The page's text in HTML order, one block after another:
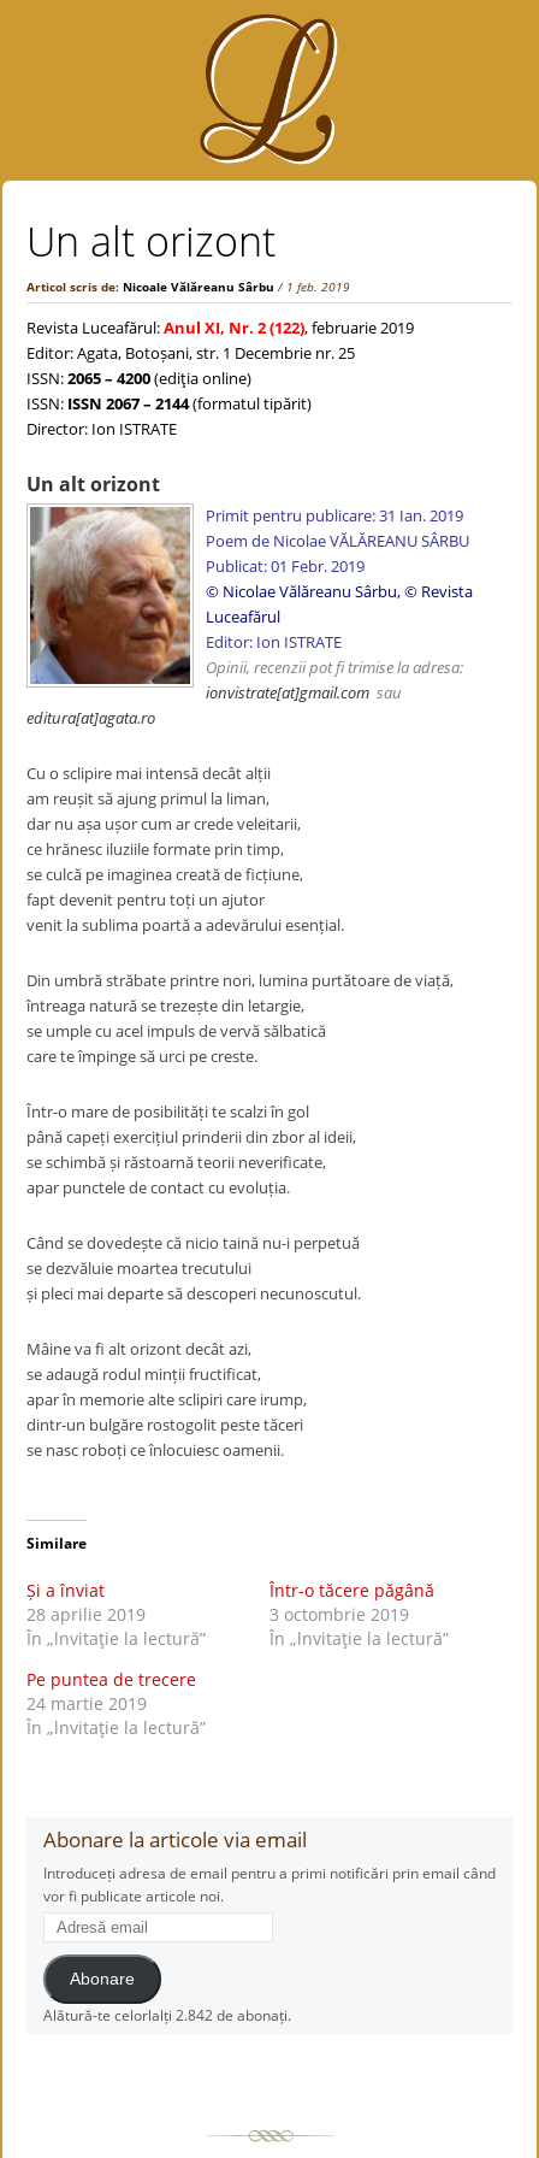
Un alt orizont
Articol scris de:Nicoale Vălăreanu Sârbu / 1 feb. 2019
Revista Luceafărul:Anul XI, Nr. 2 (122), februarie 2019
Editor: Agata, Botoșani, str. 1 Decembrie nr. 25
ISSN:2065 – 4200(ediţia online)
ISSN: ISSN 2067 – 2144(formatul tipărit)
Director: Ion ISTRATE
Un alt orizont
Primit pentru publicare: 31 Ian. 2019
Poem de Nicolae VĂLĂREANU SÂRBU
Publicat: 01 Febr. 2019
© Nicolae Vălăreanu Sârbu, © Revista
Luceafărul
Editor: Ion ISTRATE
Opinii, recenzii pot fi trimise la adresa:
ionvistrate[at]gmail.com sau
editura[at]agata.ro
Cu o sclipire mai intensă decât alții
am reușit să ajung primul la liman,
dar nu așa ușor cum ar crede veleitarii,
ce hrănesc iluziile formate prin timp,
se culcă pe imaginea creată de ficțiune,
fapt devenit pentru toți un ajutor
venit la sublima poartă a adevărului esențial.
Din umbră străbate printre nori, lumina purtătoare de viață,
întreaga natură se trezește din letargie,
se umple cu acel impuls de vervă sălbatică
care te împinge să urci pe creste.
Într-o mare de posibilități te scalzi în gol
până capeți exercițiul prinderii din zbor al ideii,
se schimbă și răstoarnă teorii neverificate,
apar punctele de contact cu evoluția.
Când se dovedește că nicio taină nu-i perpetuă
se dezvăluie moartea trecutului
și pleci mai departe să descoperi necunoscutul.
Mâine va fi alt orizont decât azi,
se adaugă rodul minții fructificat,
apar în memorie alte sclipiri care irump,
dintr-un bulgăre rostogolit peste tăceri
se nasc roboți ce înlocuiesc oamenii.
Similare
Și a înviat
28 aprilie 2019
În „lnvitaţie la lectură”
Într-o tăcere păgână
3 octombrie 2019
În „lnvitaţie la lectură”
Pe puntea de trecere
24 martie 2019
În „lnvitaţie la lectură”
Abonare la articole via email
Introduceți adresa de email pentru a primi notificări prin email când
vor fi publicate articole noi.
Adresă
email
Abonare
Alătură-te celorlalți 2.842 de abonați.